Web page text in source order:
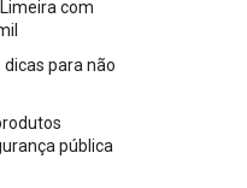
com
para não
pública